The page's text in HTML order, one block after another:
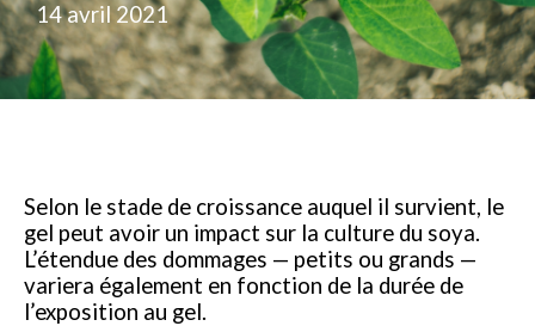
14 avril 2021
Selon le stade de croissance auquel il survient, le
gel peut avoir un impact sur la culture du soya.
L’étendue des dommages — petits ou grands —
variera également en fonction de la durée de
l’exposition au gel.